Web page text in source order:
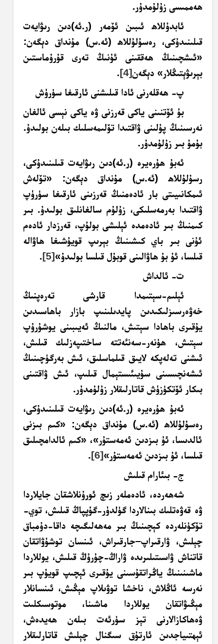
ھەممىسى زۇلۇمدۇر.
ئابدۇللاھ ئىبىن ئۆمەر (ر.ئە)دىن رىۋايەت
قىلىنىدۇكى، رەسۇلۇللاھ (ئە.س) مۇنداق دېگەن:
«ئىشچىنىڭ ھەققىنى ئۇنىڭ تەرى قۇرۇماستىن
بېرىۋېتىڭلار» دېگەن[4]
.
پ- ھەقلەرنى ئادا قىلىشنى ئارقىغا سۈرۈش
بۇ ئۆتنىنى ياكى قەرزنى ۋە ياكى نېسى ئالغان
نەرسىنىڭ پۇلىنى ۋاقتىدا تۆلىمەسلىك بىلەن بولىدۇ.
بۇمۇ بىر زۇلۇمدۇر.
ئەبۇ ھۇرەيرە (ر.ئە)دىن رىۋايەت قىلىنىدۇكى،
رسۇلۇللاھ (ئە.س) مۇنداق دېگەن: «تۆلەش
ئىمكانىيىتى بار ئادەمنىڭ قەرزىنى ئارقىغا سۈرۈپ
ۋاقتىدا بەرمەسلىكى، زۇلۇم سالغانلىق بولىدۇ. بىر
كىمنىڭ بىر ئادەمدە ئېلىشى بولۇپ، قەرزدار ئادەم
ئۇنى بىر باي كىشىنىڭ بېرىپ قويۇشىغا ھاۋالە
قىلسا، ئۇ بۇ ھاۋالىنى قوبۇل قىلسا بولىدۇ»[5]
.
ت- ئالداش
ئېلىم-سېتىمدا قارشى تەرەپنىڭ
خەۋەرسىزلىكىدىن پايدىلىنىپ بازار باھاسىدىن
يۇقىرى باھادا سېتىش، مالنىڭ ئەيىبىنى يوشۇرۇپ
سېتىش، ھۈنەر-سەنئەتتە ساختىپەزلىك قىلىش،
ئىشنى تەلەپكە لايىق قىلماسلىق، ئىش بەرگۈچىنىڭ
ئىشەنچىسىنى سۇيىئىستېمال قىلىپ، ئىش ۋاقتىنى
بىكار ئۆتكۈزۈش قاتارلىقلار زۇلۇمدۇر.
ئەبۇ ھۇرەيرە (ر.ئە)دىن رىۋايەت قىلىنىدۇكى،
رەسۇلۇللاھ (ئە.س) مۇنداق دېگەن: «كىم بىزنى
ئالدىسا، ئۇ بىزدىن ئەمەستۇر»، «كىم ئالدامچىلىق
قىلسا، ئۇ بىزدىن ئەمەستۇر»[6]
.
ج- بىئارام قىلىش
شەھەردە، ئادەملەر زىچ ئورۇنلاشقان جايلاردا
ۋە قەۋەتلىك بىنالاردا گۈلدۈر-گۇپپاڭ قىلىش، توي-
تۆكۈنلەردە كېچىنىڭ بىر مەھەلىگىچە داقا-دۇمباق
چېلىش، ۋارقىراپ–جارقىراش، ئىنسان توشۇۋاتقان
قاتناش ۋاسىتىلىرىدە ۋاراڭ-چۇرۇڭ قىلىش، يوللاردا
ماشىنىنىڭ ياڭراتقۇسىنى يۇقىرى ئېچىپ قويۇپ بىر
نەرسە ئاڭلاش، ناخشا توۋىلاپ مېڭىش، ئىنسانلار
مېڭىۋاتقان يوللاردا ماشىنا، موتوسىكلىت
ۋەھاكازالارنى تېز سۈرئەت بىلەن ھەيدەش،
ئېھتىياجدىن ئارتۇق سىگنال چېلىش قاتارلىقلار